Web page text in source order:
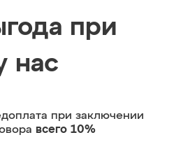
при
нас
при заключении
всего 10%